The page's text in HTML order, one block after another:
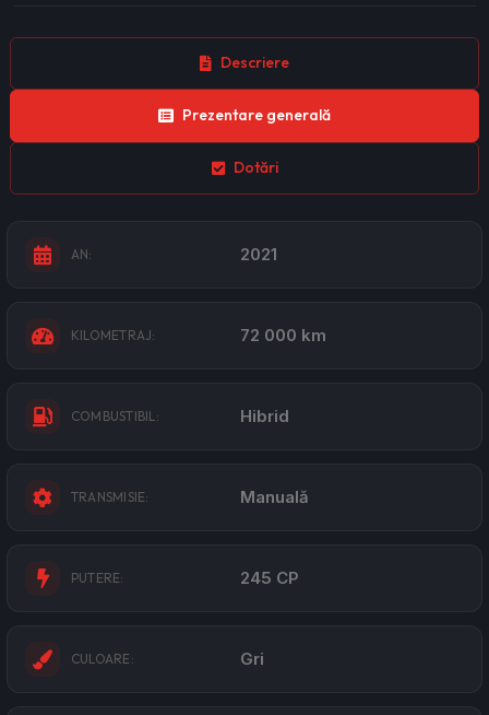
Descriere
Prezentare generală
Dotări
AN: 2021
KILOMETRAJ: 72 000 km
COMBUSTIBIL: Hibrid
TRANSMISIE: Manuală
PUTERE: 245 CP
CULOARE: Gri